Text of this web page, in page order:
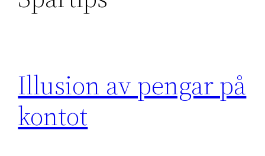
Illusion av pengar på
kontot